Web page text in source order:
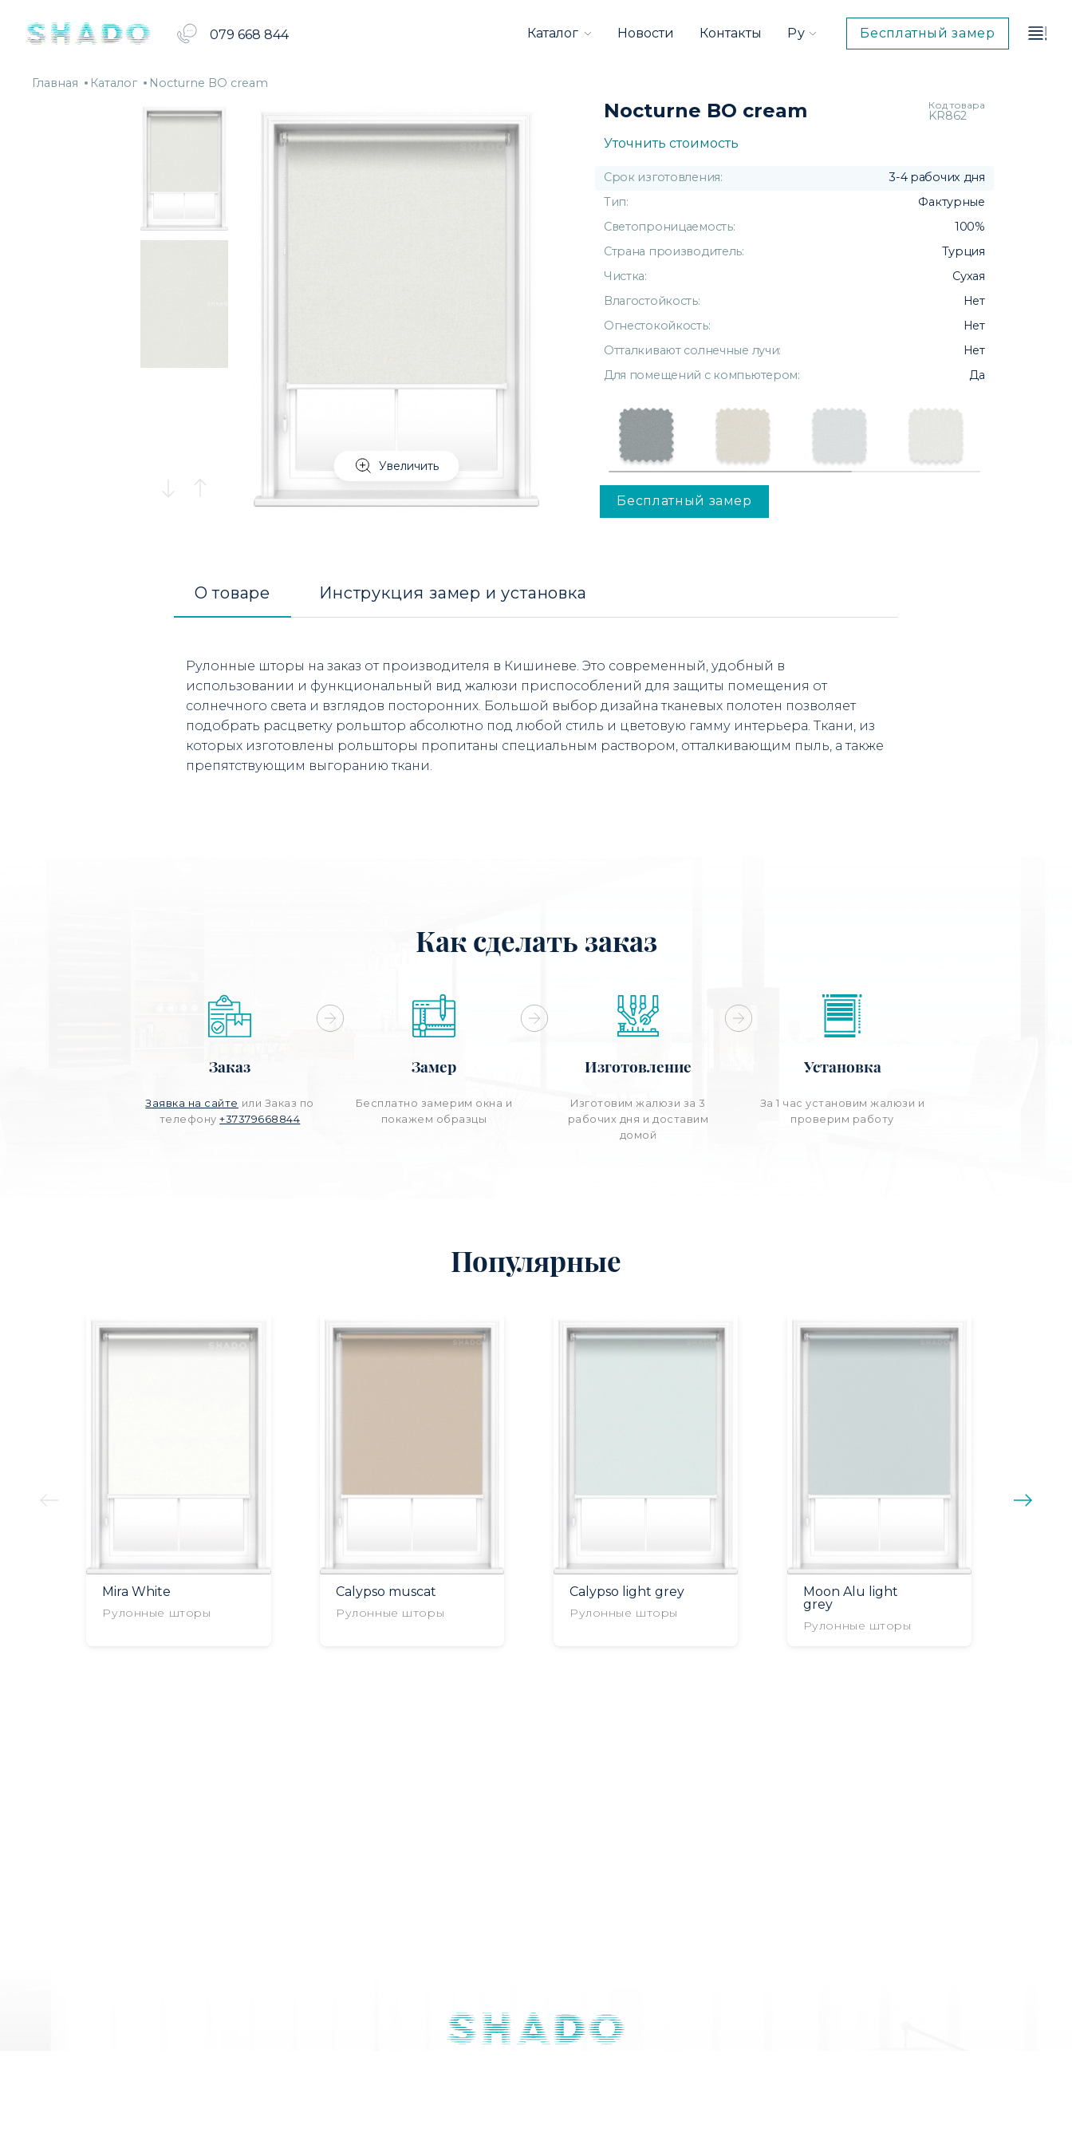
079 668 844 Каталог Новости Контакты Ру Бесплатный замер
Главная Главная
КаталогКаталог
Nocturne
cream
Nocturne BO cream
Увеличить
Nocturne BO cream Код товара
KR862
Уточнить стоимость
Срок изготовления:
3-4 рабочих дня
Тип:
Фактурные
Светопроницаемость:
100%
Страна производитель:
Турция
Чистка:
Сухая
Влагостойкость:
Нет
Огнестокойкость:
Нет
Отталкивают солнечные лучи:
Нет
Для помещений с компьютером:
Да
Бесплатный замер
О товаре Инструкция замер и установка
Рулонные шторы на заказ от производителя в Кишиневе. Это современный, удобный в
использовании и функциональный вид жалюзи приспособлений для защиты помещения от
солнечного света и взглядов посторонних. Большой выбор дизайна тканевых полотен позволяет
подобрать расцветку рольштор абсолютно под любой стиль и цветовую гамму интерьера. Ткани, из
которых изготовлены рольшторы пропитаны специальным раствором, отталкивающим пыль, а также
препятствующим выгоранию ткани.
Как сделать заказ
Заказ
Заявка на сайте или Заказ по
телефону+37379668844
Замер
Бесплатно замерим окна и
покажем образцы
Изготовление
Изготовим жалюзи за 3
рабочих дня и доставим
домой
Установка
За 1 час установим жалюзи и
проверим работу
Популярные
Mira White
Рулонные шторы
Calypso muscat
Рулонные шторы
Calypso light grey
Рулонные шторы
Moon Alu light
grey
Рулонные шторы